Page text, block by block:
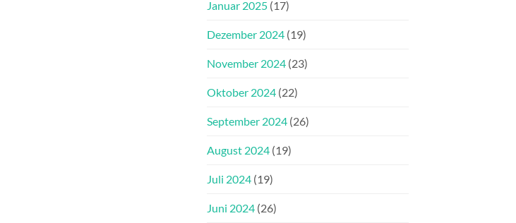
Januar 2025 (17)
Dezember 2024 (19)
November 2024 (23)
Oktober 2024 (22)
September 2024 (26)
August 2024 (19)
Juli 2024 (19)
Juni 2024 (26)